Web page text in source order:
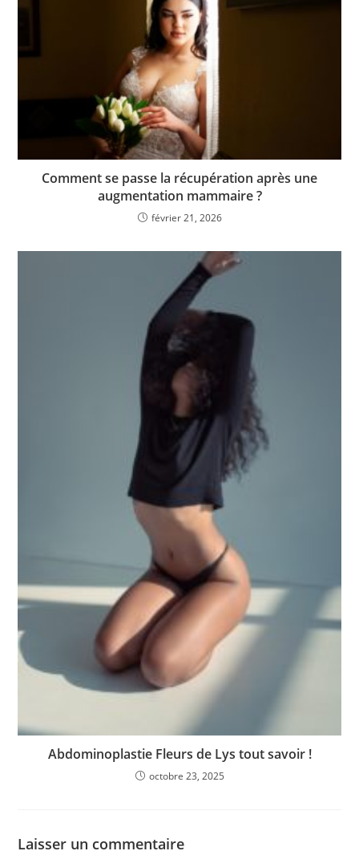
Comment se passe la récupération après une
augmentation mammaire ?
février 21, 2026
Abdominoplastie Fleurs de Lys tout savoir !
octobre 23, 2025
Laisser un commentaire